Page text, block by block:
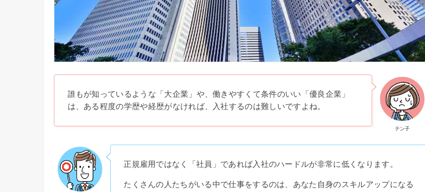
テン子
誰もが知っているような「大企業」や、働きやすくて条件のいい「優良企業」
は、ある程度の学歴や経歴がなければ、入社するのは難しいですよね。
正規雇用ではなく「社員」であれば入社のハードルが非常に低くなります。
たくさんの人たちがいる中で仕事をするのは、あなた自身のスキルアップになる